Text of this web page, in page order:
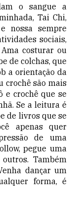
o sangue a
Tai Chi,
nossa sempre
sociais,
costurar ou
de colchas, que
a orientação da
crochê são mais
e crochê que se
Se a leitura é
de livros que se
apenas quer
de uma
pegue uma
Também
dançar um
forma, é